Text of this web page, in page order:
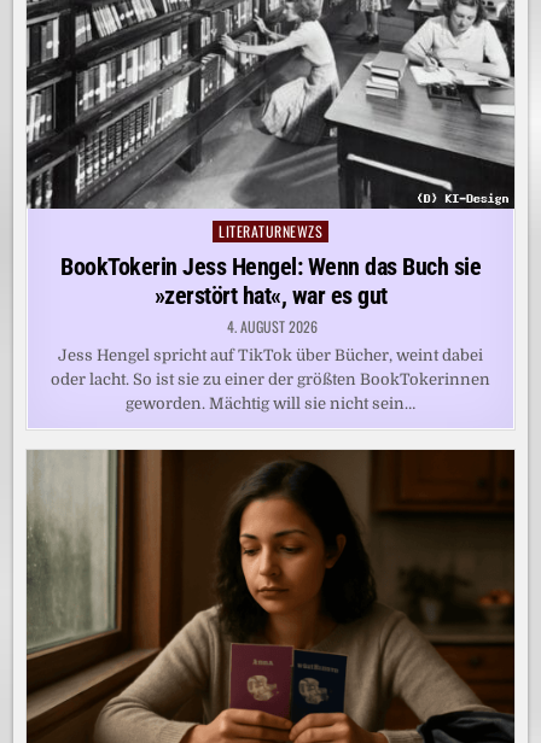
Posted
LITERATURNEWZS
BookTokerin Jess Hengel: Wenn das Buch sie
»zerstört hat«, war es gut
4. AUGUST 2026
Jess Hengel spricht auf TikTok über Bücher, weint dabei
oder lacht. So ist sie zu einer der größten BookTokerinnen
geworden. Mächtig will sie nicht sein…